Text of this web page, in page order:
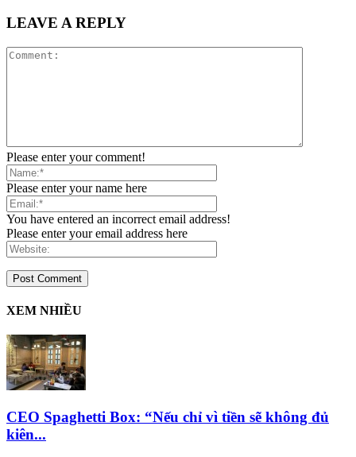
LEAVE A REPLY
Please enter your comment!
Please enter your name here
You have entered an incorrect email address!
Please enter your email address here
XEM NHIỀU
CEO Spaghetti Box: “Nếu chỉ vì tiền sẽ không đủ
kiên...